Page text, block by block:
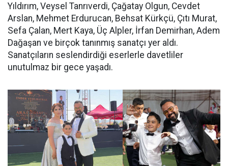
Yıldırım, Veysel Tanrıverdi, Çağatay Olgun, Cevdet
Arslan, Mehmet Erdurucan, Behsat Kürkçü, Çıtı Murat,
Sefa Çalan, Mert Kaya, Üç Alpler, İrfan Demirhan, Adem
Dağaşan ve birçok tanınmış sanatçı yer aldı.
Sanatçıların seslendirdiği eserlerle davetliler
unutulmaz bir gece yaşadı.